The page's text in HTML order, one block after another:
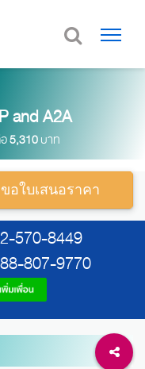
and A2A
5,310บาท
ขอใบเสนอราคา
570-8449
807-9770